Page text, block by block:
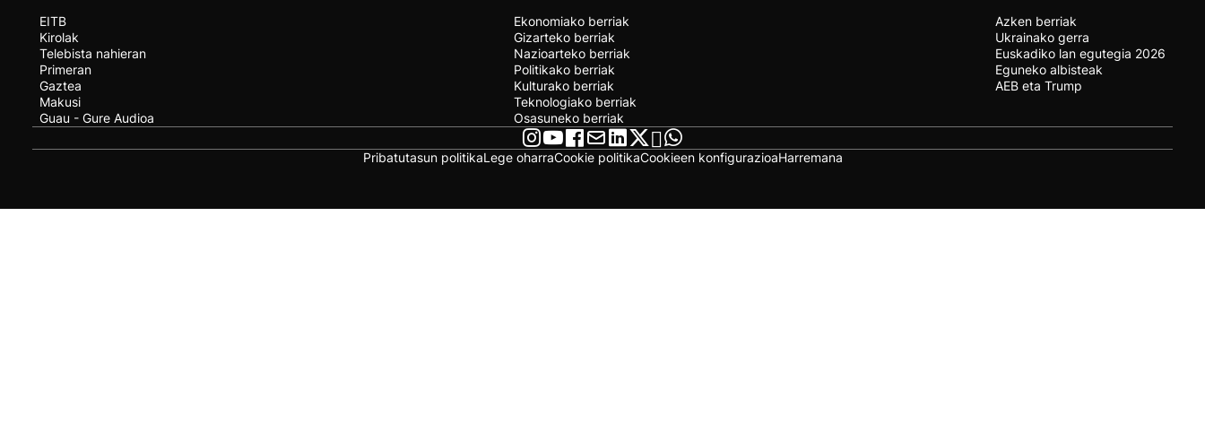
EITB
Kirolak
Telebista nahieran
Primeran
Gaztea
Makusi
Guau - Gure Audioa
Ekonomiako berriak
Gizarteko berriak
Nazioarteko berriak
Politikako berriak
Kulturako berriak
Teknologiako berriak
Osasuneko berriak
Azken berriak
Ukrainako gerra
Euskadiko lan egutegia 2026
Eguneko albisteak
AEB eta Trump
Pribatutasun politikaLege oharraCookie politikaCookieen konfigurazioaHarremana